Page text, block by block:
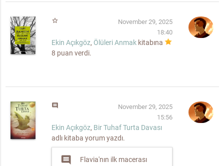
star_border
November 29, 2025
18:40
Ekin Açıkgöz, Ölüleri Anmakkitabına
8 puan verdi.
comment
November 29, 2025
15:56
Ekin Açıkgöz, Bir Tuhaf Turta Davası
adlı kitaba yorum yazdı.
comment Flavia'nın ilk macerası